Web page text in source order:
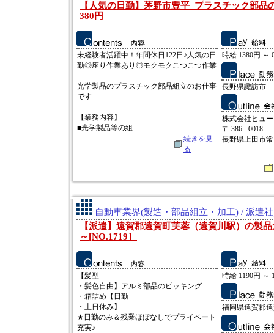
【人気の日勤】茅野市豊平_プラスチック部品
380円
未経験者活躍中！年間休日122日♪人気の日
勤◎座り作業あり◎モクモクこつこつ作業
光学製品のプラスチック部品組立のお仕事
です
【業務内容】
■光学製品等の組...
続きを見
る
時給 1380円 ～
長野県諏訪市
株式会社ヒュ
〒 386 - 0018
長野県上田市
自動車業界(製造・部品組立・加工) / 派遣
【派遣】遠賀郡遠賀町芙蓉（遠賀川駅）の製
～[NO.1719］
【髪型
・髪色自由】アルミ部品のピッキング
・箱詰め【日勤
・土日休み】
★日勤のみ＆残業ほぼなしでプライベート
充実♪
時給 1190円 ～
福岡県遠賀郡